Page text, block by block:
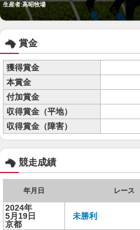
生産者:高昭牧場
賞金
獲得賞金
本賞金
付加賞金
収得賞金（平地）
収得賞金（障害）
競走成績
年月日 レース
2024年
5月19日
京都
未勝利